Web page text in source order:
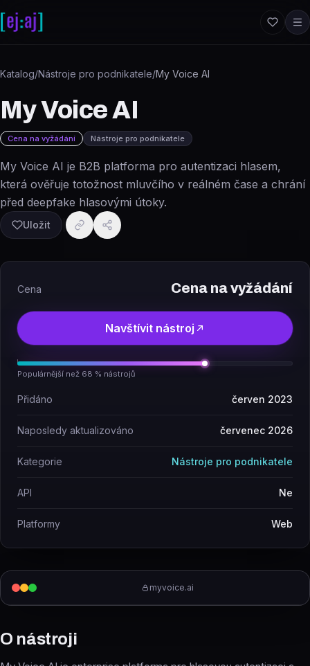
Katalog/Nástroje pro podnikatele/My Voice AI
My Voice AI
Cena na vyžádání Nástroje pro podnikatele
My Voice AI je B2B platforma pro autentizaci hlasem,
která ověřuje totožnost mluvčího v reálném čase a chrání
před deepfake hlasovými útoky.
Uložit
myvoice.ai
O nástroji
Cena Cena na vyžádání
Navštívit nástroj
Populárnější než 68 % nástrojů
Přidáno červen 2023
Naposledy aktualizováno červenec 2026
Kategorie Nástroje pro podnikatele
API Ne
Platformy Web